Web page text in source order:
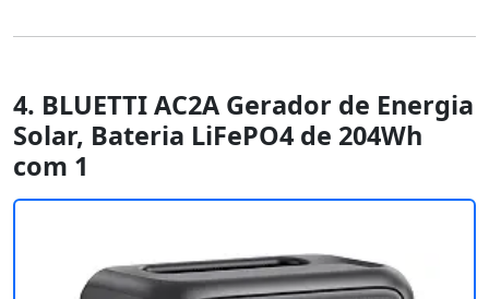
4. BLUETTI AC2A Gerador de Energia
Solar, Bateria LiFePO4 de 204Wh
com 1